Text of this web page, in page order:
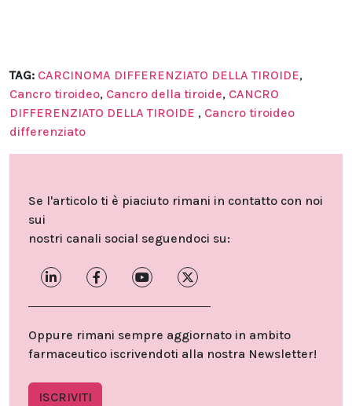
TAG: CARCINOMA DIFFERENZIATO DELLA TIROIDE,
Cancro tiroideo, Cancro della tiroide, CANCRO
DIFFERENZIATO DELLA TIROIDE , Cancro tiroideo
differenziato
Se l'articolo ti è piaciuto rimani in contatto con noi
sui
nostri canali social seguendoci su:
Oppure rimani sempre aggiornato in ambito
farmaceutico iscrivendoti alla nostra Newsletter!
ISCRIVITI